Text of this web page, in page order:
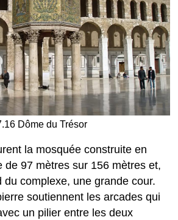
Dôme du Trésor
la mosquée construite en
de 97 mètres sur 156 mètres et,
du complexe, une grande cour.
soutiennent les arcades qui
un pilier entre les deux